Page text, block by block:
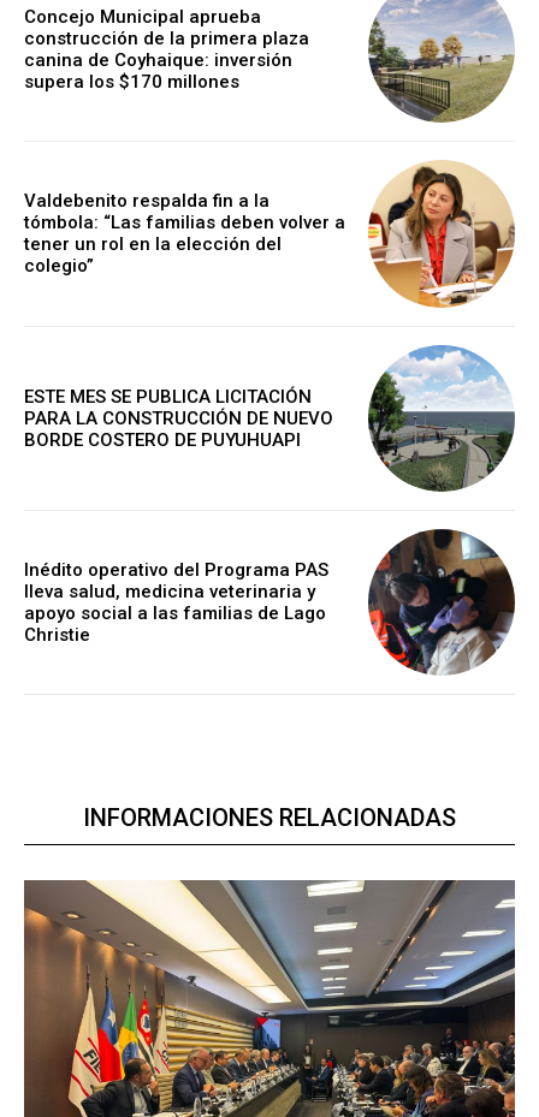
Concejo Municipal aprueba
construcción de la primera plaza
canina de Coyhaique: inversión
supera los $170 millones
Valdebenito respalda fin a la
tómbola: “Las familias deben volver a
tener un rol en la elección del
colegio”
ESTE MES SE PUBLICA LICITACIÓN
PARA LA CONSTRUCCIÓN DE NUEVO
BORDE COSTERO DE PUYUHUAPI
Inédito operativo del Programa PAS
lleva salud, medicina veterinaria y
apoyo social a las familias de Lago
Christie
INFORMACIONES RELACIONADAS